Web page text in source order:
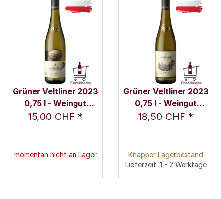
Grüner Veltliner 2023
0,75 l - Weingut
Schloss Gobelsburg
15,00 CHF *
momentan nicht an Lager
Grüner Veltliner 2023
0,75 l - Weingut
Schloss Gobelsburg
18,50 CHF *
Knapper Lagerbestand
Lieferzeit: 1 - 2 Werktage